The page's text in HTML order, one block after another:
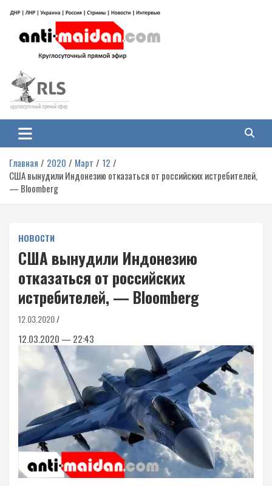
содержимому
Антимайдан: Гражданская война
на Украине
гражданской войне на Украине, включая события в Новороссии, ДНР,
ЛНР и других регионах.
Главная 2020 Март
12
США вынудили Индонезию отказаться от российских истребителей,
— Bloomberg
НОВОСТИ
США вынудили Индонезию
отказаться от российских
истребителей, — Bloomberg
12.03.2020
12.03.2020 — 22:43